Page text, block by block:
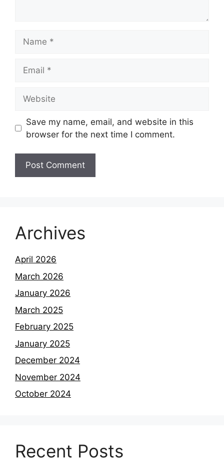
Save my name, email, and website in this
browser for the next time I comment.
Archives
April 2026
March 2026
January 2026
March 2025
February 2025
January 2025
December 2024
November 2024
October 2024
Recent Posts